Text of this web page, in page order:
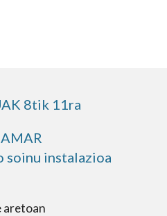
8tik 11ra
soinu instalazioa
aretoan